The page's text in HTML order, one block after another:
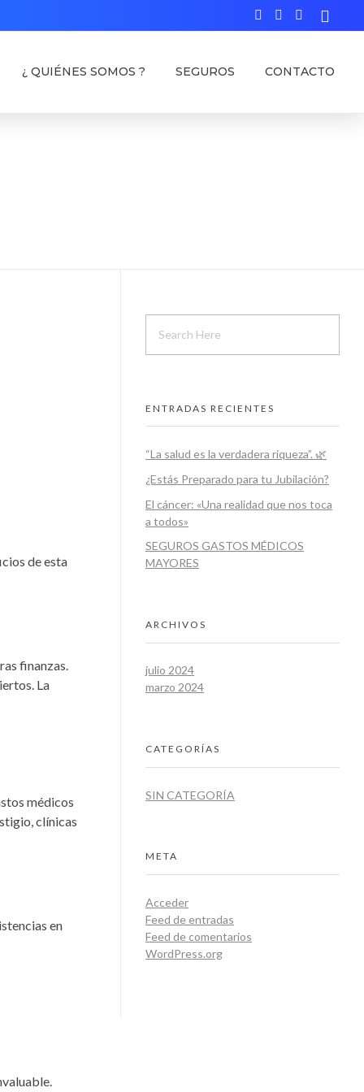
¿ QUIÉNES SOMOS ? SEGUROS CONTACTO
de esta
finanzas.
La
médicos
clínicas
en
ENTRADAS RECIENTES
“La salud es la verdadera riqueza”. 🌿
¿Estás Preparado para tu Jubilación?
El cáncer: «Una realidad que nos toca
a todos»
SEGUROS GASTOS MÉDICOS
MAYORES
ARCHIVOS
julio 2024
marzo 2024
CATEGORÍAS
SIN CATEGORÍA
META
Acceder
Feed de entradas
Feed de comentarios
WordPress.org